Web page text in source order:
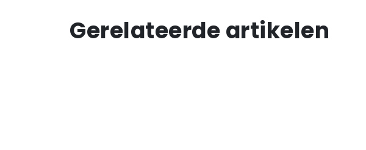
Gerelateerde artikelen